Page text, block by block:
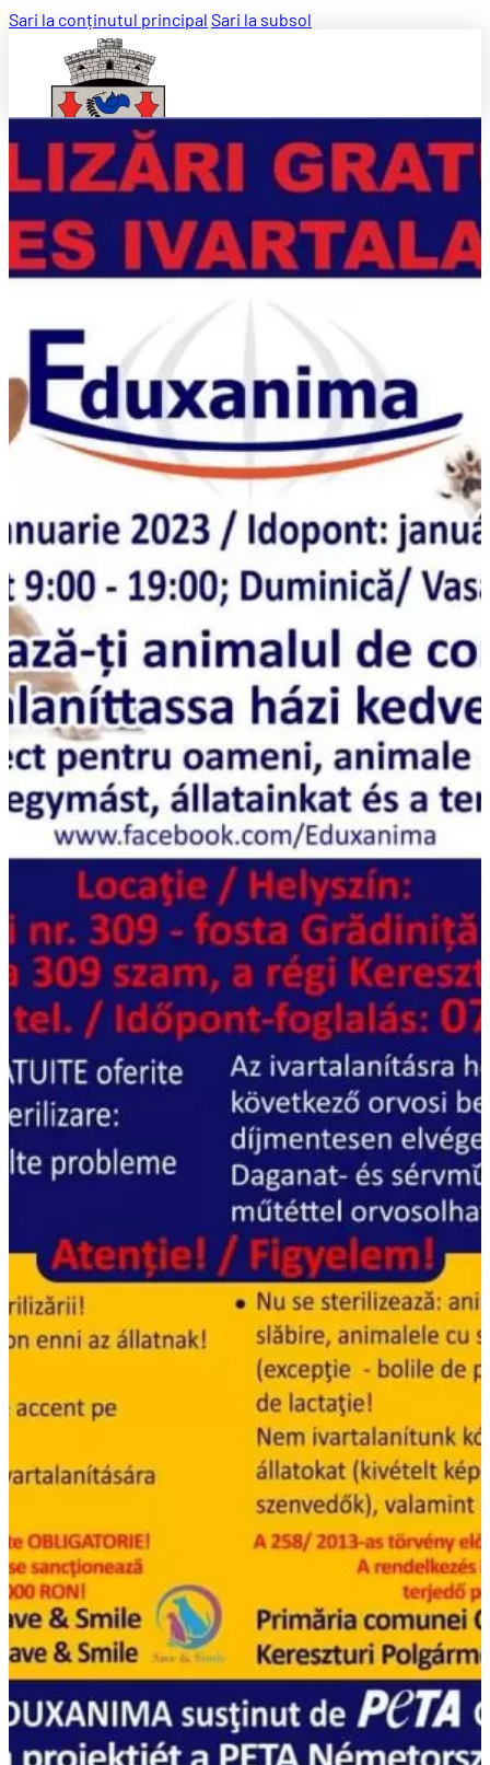
Sari la conținutul principal Sari la subsol
Căutați pe site ...
×
Despre instituție
Conducere
Compartimente
Organizare
Legislație
Programe și strategii
Componență
Rapoarte de activitate
Declarații avere și interese
Proiecte de hotărâri
Hotărârile Consiliului Local
Informații de interes public
Transparență și integritate
Transparență decizională
Integritate instituțională
Contact